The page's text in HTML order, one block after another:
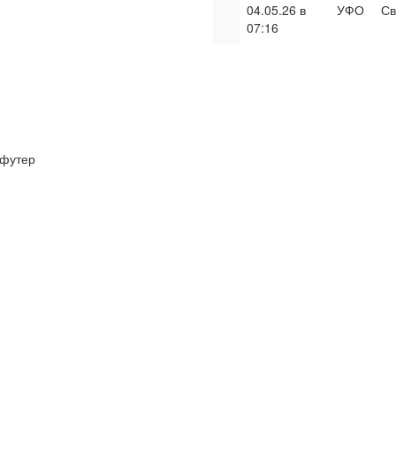
04.05.26 в
07:16
УФО
футер